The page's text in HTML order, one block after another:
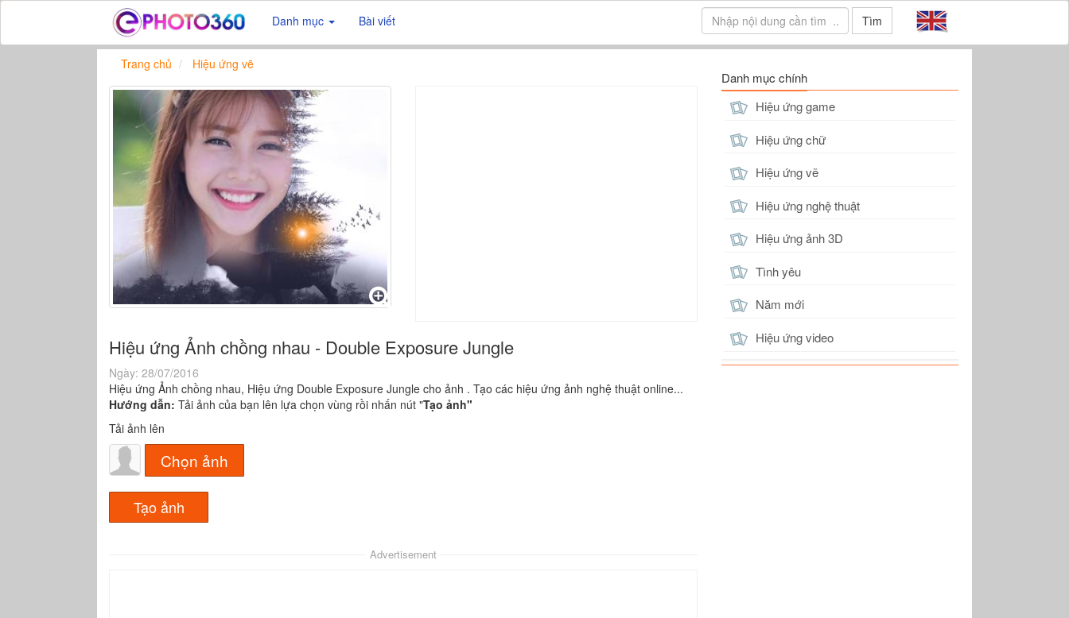
Danh mục Bài viết Tìm
Trang chủ Hiệu ứng vẽ
Hiệu ứng Ảnh chồng nhau - Double Exposure Jungle
Ngày: 28/07/2016
Hiệu ứng Ảnh chồng nhau, Hiệu ứng Double Exposure Jungle cho ảnh . Tạo các hiệu ứng ảnh nghệ thuật online...
Hướng dẫn: Tải ảnh của bạn lên lựa chọn vùng rồi nhấn nút "Tạo ảnh"
Tải ảnh lên
Chọn ảnh
Advertisement
Danh mục chính
Hiệu ứng game
Hiệu ứng chữ
Hiệu ứng vẽ
Hiệu ứng nghệ thuật
Hiệu ứng ảnh 3D
Tình yêu
Năm mới
Hiệu ứng video